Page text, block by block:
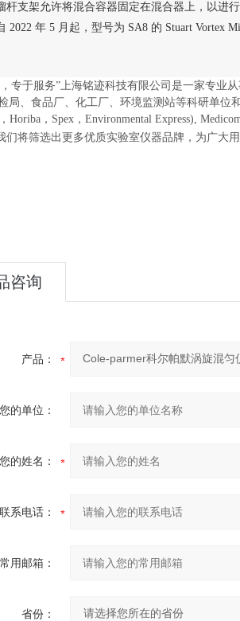
杆支架允许将混合容器固定在混合器上，以进行
2022 年 5 月起，型号为 SA8 的 Stuart Vortex
专于服务”上海铭迹科技有限公司是一家专业
局、食品厂、化工厂、环境监测站等科研单位
Horiba，Spex，Environmental Express),
们将筛选出更多优质实验室仪器品牌，为广大
咨询
产品：
您的单位：
您的姓名：
联系电话：
常用邮箱：
省份：